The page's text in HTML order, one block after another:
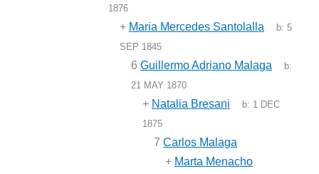
1876
+ Maria Mercedes Santolalla b:5
SEP 1845
6 Guillermo Adriano Malaga
b:
21 MAY 1870
+ Natalia Bresani b: 1 DEC
1875
7 Carlos Malaga
+ Marta Menacho